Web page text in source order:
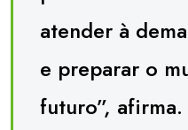
atender à
e preparar o
futuro”, afirma.